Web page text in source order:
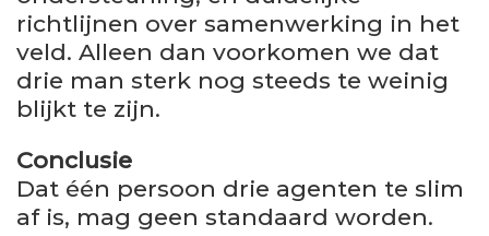
richtlijnen over samenwerking in het
veld. Alleen dan voorkomen we dat
drie man sterk nog steeds te weinig
blijkt te zijn.
Conclusie
Dat één persoon drie agenten te slim
af is, mag geen standaard worden.